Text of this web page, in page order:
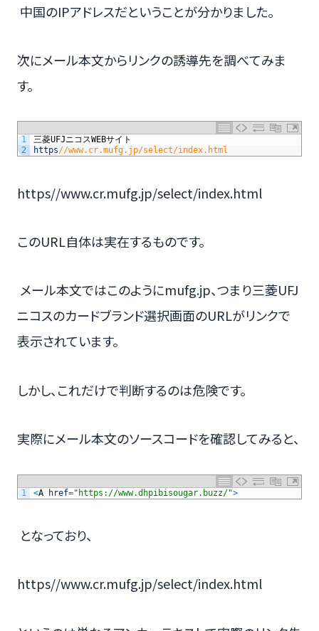
中国のIPアドレスだということが分かりました。
次にメール本文からリンクの誘導先を調べてみま
す。
1
2
三菱UFJニコスWEBサイト
https//www.cr.mufg.jp/select/index.html
https//www.cr.mufg.jp/select/index.html
このURL自体は実在するものです。
メール本文ではこのようにmufg.jp、つまり三菱UFJ
ニコスのカードブランド選択画面のURLがリンクで
表示されています。
しかし、これだけで判断するのは危険です。
実際にメール本文のソースコードを確認してみると、
1 <A href="https://www.dhpibisougar.buzz/">
となっており、
https//www.cr.mufg.jp/select/index.html